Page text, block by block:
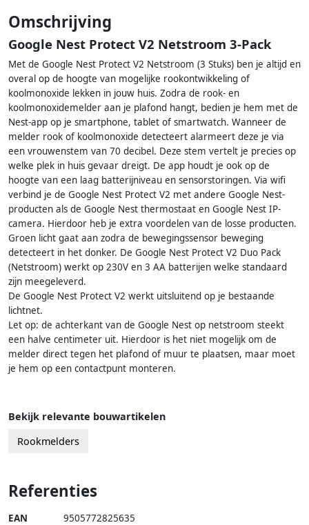
Omschrijving
Google Nest Protect V2 Netstroom 3-Pack
Met de Google Nest Protect V2 Netstroom (3 Stuks) ben je altijd en
overal op de hoogte van mogelijke rookontwikkeling of
koolmonoxide lekken in jouw huis. Zodra de rook- en
koolmonoxidemelder aan je plafond hangt, bedien je hem met de
Nest-app op je smartphone, tablet of smartwatch. Wanneer de
melder rook of koolmonoxide detecteert alarmeert deze je via
een vrouwenstem van 70 decibel. Deze stem vertelt je precies op
welke plek in huis gevaar dreigt. De app houdt je ook op de
hoogte van een laag batterijniveau en sensorstoringen. Via wifi
verbind je de Google Nest Protect V2 met andere Google Nest-
producten als de Google Nest thermostaat en Google Nest IP-
camera. Hierdoor heb je extra voordelen van de losse producten.
Groen licht gaat aan zodra de bewegingssensor beweging
detecteert in het donker. De Google Nest Protect V2 Duo Pack
(Netstroom) werkt op 230V en 3 AA batterijen welke standaard
zijn meegeleverd.
De Google Nest Protect V2 werkt uitsluitend op je bestaande
lichtnet.
Let op: de achterkant van de Google Nest op netstroom steekt
een halve centimeter uit. Hierdoor is het niet mogelijk om de
melder direct tegen het plafond of muur te plaatsen, maar moet
je hem op een contactpunt monteren.
Bekijk relevante bouwartikelen
Rookmelders
Referenties
EAN 9505772825635